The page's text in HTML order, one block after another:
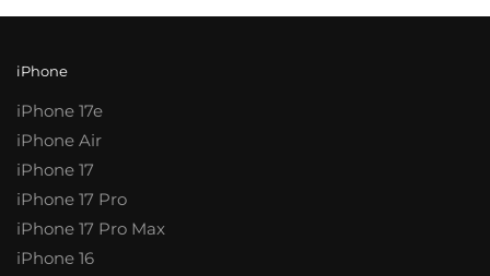
iPhone
iPhone 17e
iPhone Air
iPhone 17
iPhone 17 Pro
iPhone 17 Pro Max
iPhone 16